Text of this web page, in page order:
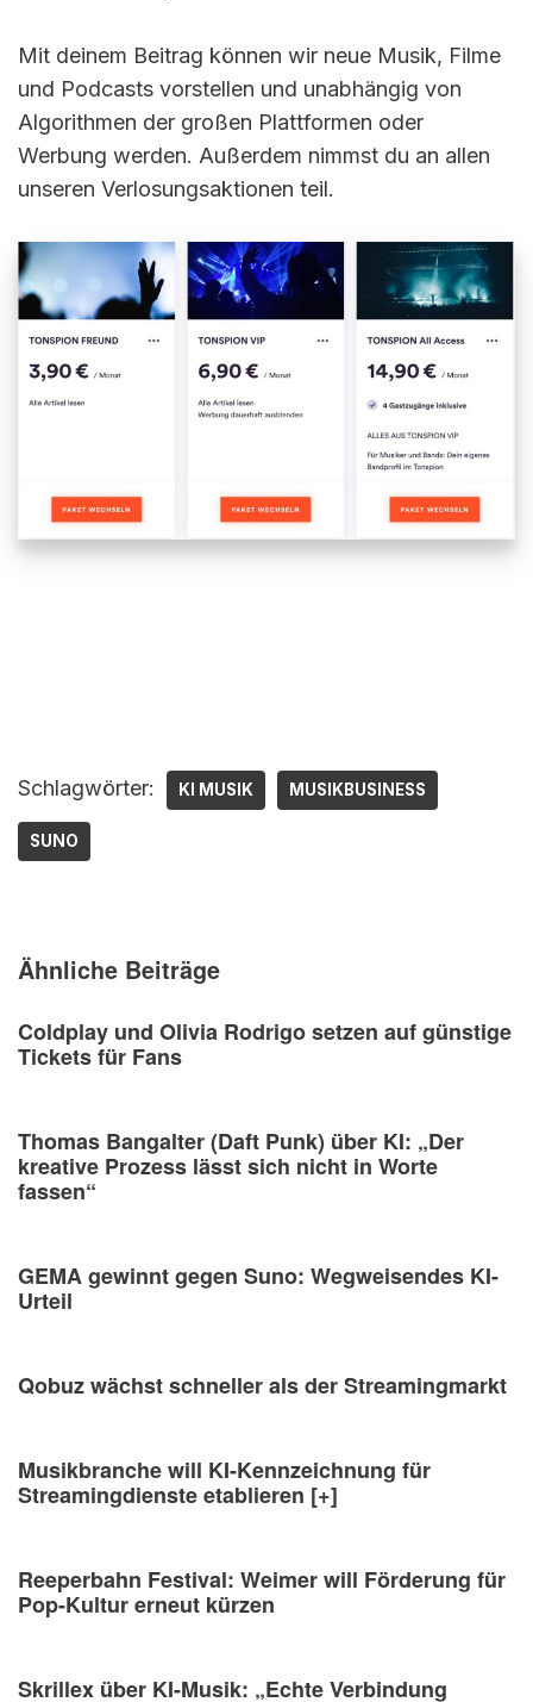
Mit deinem Beitrag können wir neue Musik, Filme
und Podcasts vorstellen und unabhängig von
Algorithmen der großen Plattformen oder
Werbung werden. Außerdem nimmst du an allen
unseren Verlosungsaktionen teil.
Schlagwörter: KI MUSIK MUSIKBUSINESS
SUNO
Ähnliche Beiträge
Coldplay und Olivia Rodrigo setzen auf günstige
Tickets für Fans
Thomas Bangalter (Daft Punk) über KI: „Der
kreative Prozess lässt sich nicht in Worte
fassen“
GEMA gewinnt gegen Suno: Wegweisendes KI-
Urteil
Qobuz wächst schneller als der Streamingmarkt
Musikbranche will KI-Kennzeichnung für
Streamingdienste etablieren [+]
Reeperbahn Festival: Weimer will Förderung für
Pop-Kultur erneut kürzen
Skrillex über KI-Musik: „Echte Verbindung